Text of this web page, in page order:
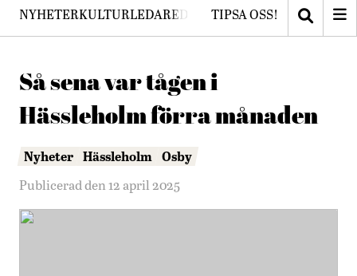
NYHETERKULTURLEDAREDEBATTPRENUMERERA
TIPSA OSS!
Så sena var tågen i
Hässleholm förra månaden
Nyheter Hässleholm Osby
Publicerad den 12 april 2025